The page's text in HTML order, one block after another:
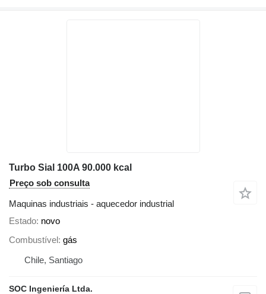
Turbo Sial 100A 90.000 kcal
Preço sob consulta
Maquinas industriais - aquecedor industrial
Estado novo
Combustível gás
Chile, Santiago
SOC Ingeniería Ltda.